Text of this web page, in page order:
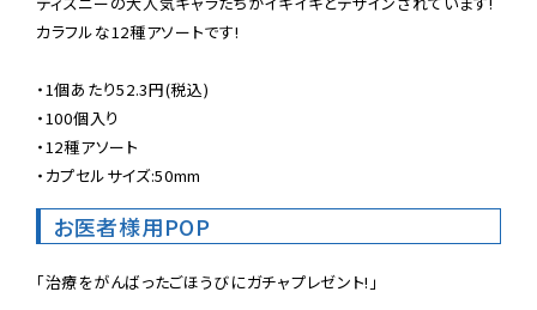
カラフルな12種アソートです!
・1個あたり52.3円(税込)
・100個入り
・12種アソート
・カプセルサイズ:50mm
お医者様用POP
「治療をがんばったごほうびにガチャプレゼント!」